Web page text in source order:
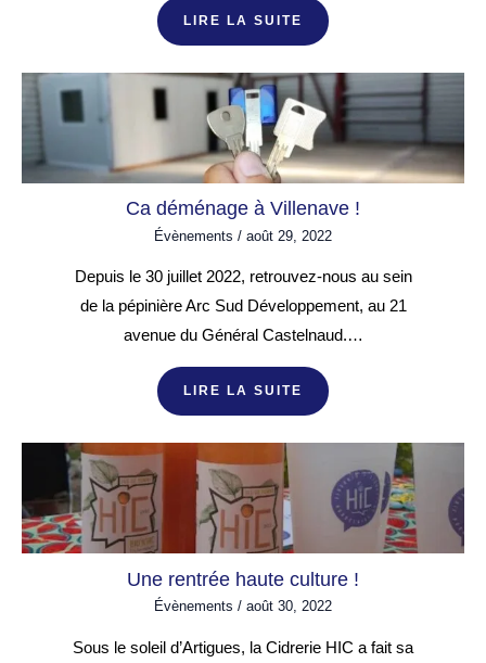
LIRE LA SUITE
Ca déménage à Villenave !
Évènements / août 29, 2022
Depuis le 30 juillet 2022, retrouvez-nous au sein
de la pépinière Arc Sud Développement, au 21
avenue du Général Castelnaud.…
LIRE LA SUITE
Une rentrée haute culture !
Évènements / août 30, 2022
Sous le soleil d’Artigues, la Cidrerie HIC a fait sa